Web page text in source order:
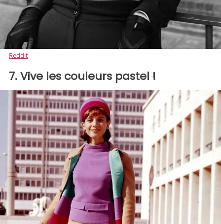
Reddit
7. Vive les couleurs pastel !